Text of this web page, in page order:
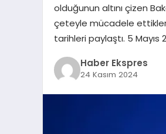
olduğunun altını çizen
çeteyle mücadele
tarihleri paylaştı. 5 Mayıs
Haber Ekspres
24 Kasım 2024